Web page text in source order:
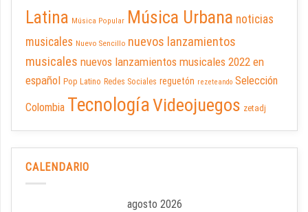
Latina Música Popular Música Urbana noticias
musicales Nuevo Sencillo nuevos lanzamientos
musicales nuevos lanzamientos musicales 2022 en
español Pop Latino Redes Sociales reguetón rezeteando Selección
Colombia TecnologíaVideojuegos zetadj
CALENDARIO
agosto 2026